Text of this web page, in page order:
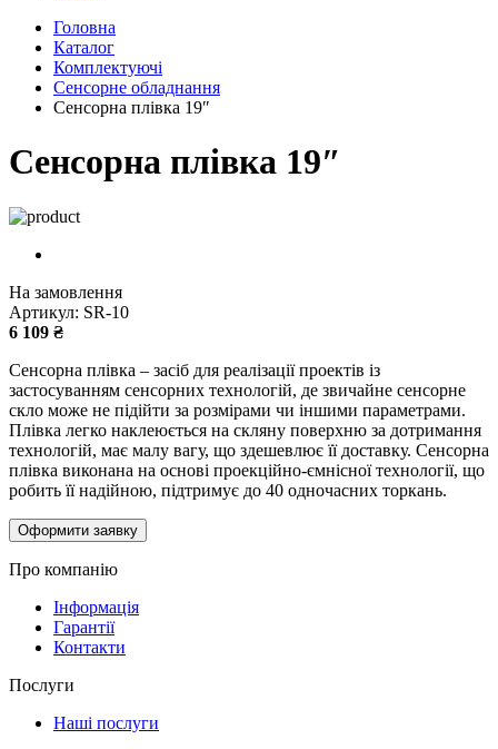
Головна
Каталог
Комплектуючі
Сенсорне обладнання
Сенсорна плівка 19″
Сенсорна плівка 19″
На замовлення
Артикул: SR-10
6 109 ₴
Сенсорна плівка – засіб для реалізації проектів із
застосуванням сенсорних технологій, де звичайне сенсорне
скло може не підійти за розмірами чи іншими параметрами.
Плівка легко наклеюється на скляну поверхню за дотримання
технологій, має малу вагу, що здешевлює її доставку. Сенсорна
плівка виконана на основі проекційно-ємнісної технології, що
робить її надійною, підтримує до 40 одночасних торкань.
Оформити заявку
Про компанію
Інформація
Гарантії
Контакти
Послуги
Наші послуги